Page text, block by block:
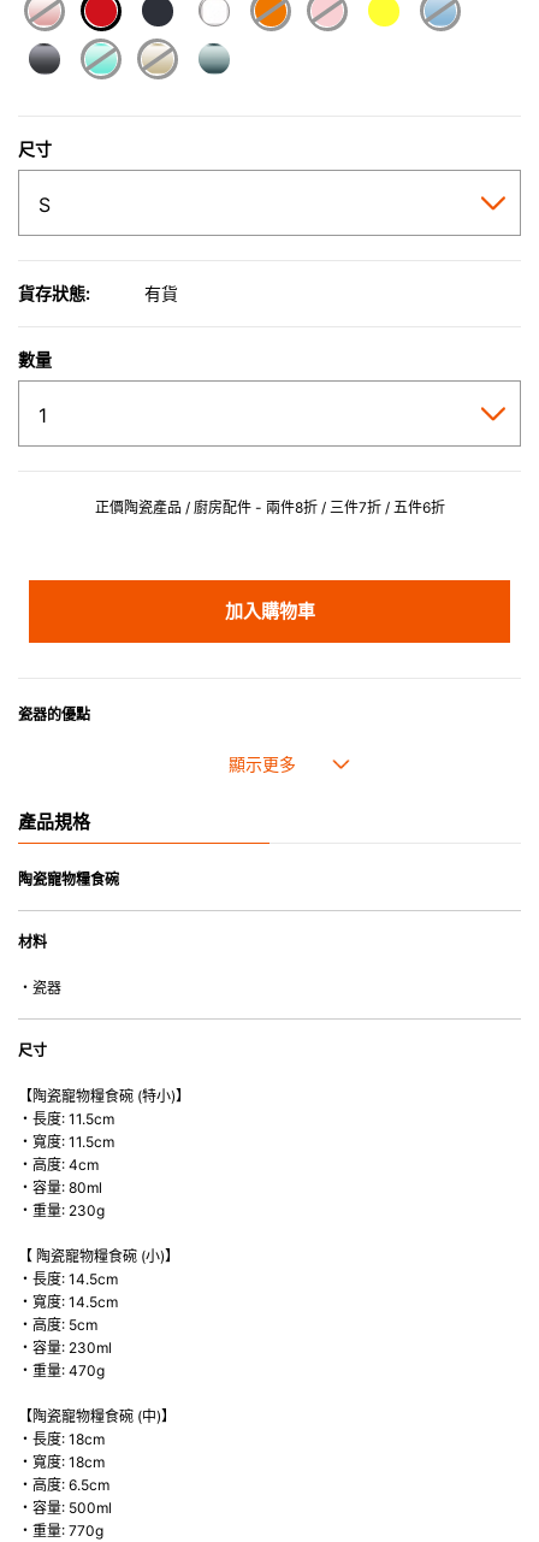
selected
尺寸
貨存狀態: 有貨
數量
正價陶瓷產品 / 廚房配件 - 兩件8折 / 三件7折 / 五件6折
加入購物車
瓷器的優點
• 耐熱性極佳，適用於微波爐，也可放入焗爐，耐熱程度高達260℃。
• 可用於洗碗機。
• 合乎食用安全的塗層表面，幾乎不黏，食物容易脫落，清洗方便。
*不可直接用於熱源上
產品規格
陶瓷寵物糧食碗
材料
・瓷器
尺寸
【陶瓷寵物糧食碗 (特小)】
・長度: 11.5cm
・寬度: 11.5cm
・高度: 4cm
・容量: 80ml
・重量: 230g
【 陶瓷寵物糧食碗 (小)】
・長度: 14.5cm
・寬度: 14.5cm
・高度: 5cm
・容量: 230ml
・重量: 470g
【陶瓷寵物糧食碗 (中)】
・長度: 18cm
・寬度: 18cm
・高度: 6.5cm
・容量: 500ml
・重量: 770g